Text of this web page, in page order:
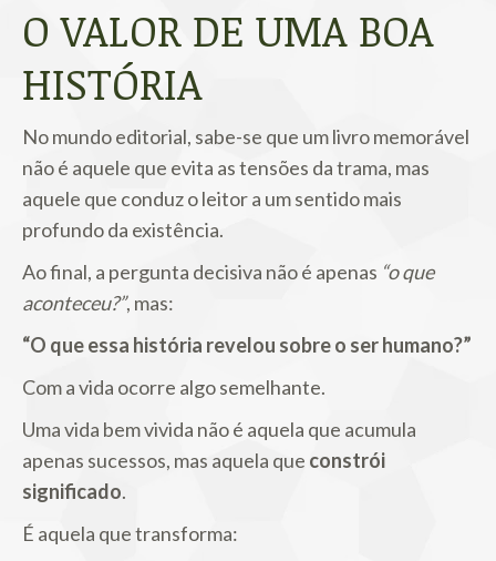
O VALOR DE UMA BOA
HISTÓRIA
No mundo editorial, sabe-se que um livro memorável
não é aquele que evita as tensões da trama, mas
aquele que conduz o leitor a um sentido mais
profundo da existência.
Ao final, a pergunta decisiva não é apenas “o que
aconteceu?”, mas:
“O que essa história revelou sobre o ser humano?”
Com a vida ocorre algo semelhante.
Uma vida bem vivida não é aquela que acumula
apenas sucessos, mas aquela que constrói
significado.
É aquela que transforma: